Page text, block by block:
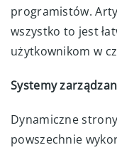
programistów.
wszystko to jest
użytkownikom w
Systemy
Dynamiczne
powszechnie